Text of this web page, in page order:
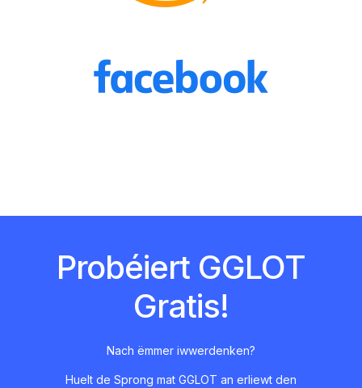
Probéiert GGLOT
Gratis!
Nach ëmmer iwwerdenken?
Huelt de Sprong mat GGLOT an erliewt den